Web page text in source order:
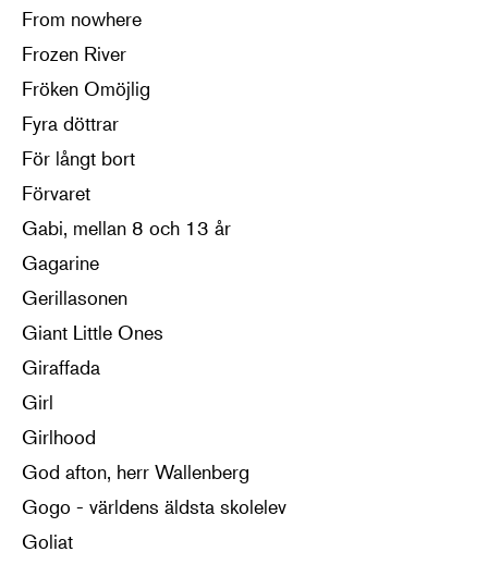
From nowhere
Frozen River
Fröken Omöjlig
Fyra döttrar
För långt bort
Förvaret
Gabi, mellan 8 och 13 år
Gagarine
Gerillasonen
Giant Little Ones
Giraffada
Girl
Girlhood
God afton, herr Wallenberg
Gogo - världens äldsta skolelev
Goliat